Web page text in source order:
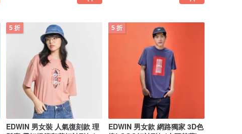
5 折
EDWIN 男女裝 人氣復刻款 理
5 折
EDWIN 男女款 網路獨家 3D色